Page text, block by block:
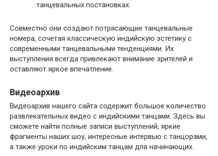
танцевальных постановках.
Совместно они создают потрясающие танцевальные
номера, сочетая классическую индийскую эстетику с
современными танцевальными тенденциями. Их
выступления всегда привлекают внимание зрителей и
оставляют яркое впечатление.
Видеоархив
Видеоархив нашего сайта содержит большое количество
развлекательных видео с индийскими танцами. Здесь вы
сможете найти полные записи выступлений, яркие
фрагменты наших шоу, интересные интервью с танцорами,
а также уроки по индийским танцам для начинающих.